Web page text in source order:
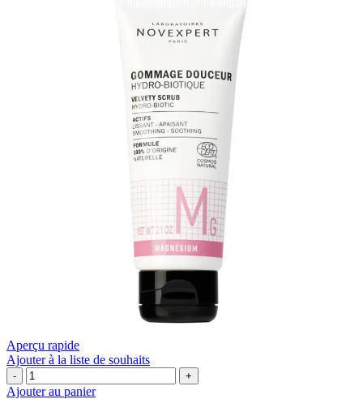
Aperçu rapide
Ajouter à la liste de souhaits
quantité
de
Ajouter au panier